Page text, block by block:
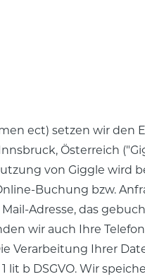
ect) setzen wir den
Österreich
von Giggle wird
Buchung bzw.
Adresse, das
wir auch Ihre
Verarbeitung Ihrer
b DSGVO. Wir